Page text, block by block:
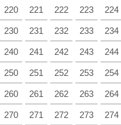
220 221 222 223 224
230 231 232 233 234
240 241 242 243 244
250 251 252 253 254
260 261 262 263 264
270 271 272 273 274